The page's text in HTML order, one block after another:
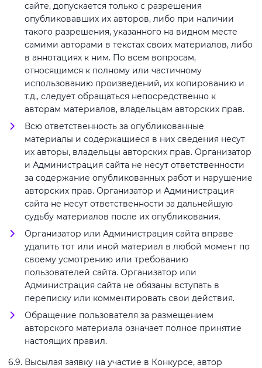
сайте, допускается только с разрешения
опубликовавших их авторов, либо при наличии
такого разрешения, указанного на видном месте
самими авторами в текстах своих материалов, либо
в аннотациях к ним. По всем вопросам,
относящимся к полному или частичному
использованию произведений, их копированию и
т.д., следует обращаться непосредственно к
авторам материалов, владельцам авторских прав.
Всю ответственность за опубликованные
материалы и содержащиеся в них сведения несут
их авторы, владельцы авторских прав. Организатор
и Администрация сайта не несут ответственности
за содержание опубликованных работ и нарушение
авторских прав. Организатор и Администрация
сайта не несут ответственности за дальнейшую
судьбу материалов после их опубликования.
Организатор или Администрация сайта вправе
удалить тот или иной материал в любой момент по
своему усмотрению или требованию
пользователей сайта. Организатор или
Администрация сайта не обязаны вступать в
переписку или комментировать свои действия.
Обращение пользователя за размещением
авторского материала означает полное принятие
настоящих правил.
6.9. Высылая заявку на участие в Конкурсе, автор